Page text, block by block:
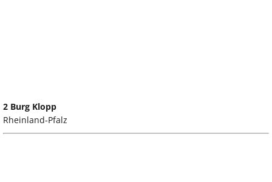
2 Burg Klopp
Rheinland-Pfalz